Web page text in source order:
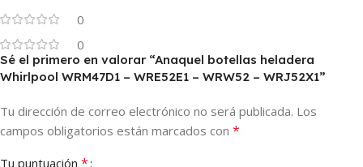
0
0
Sé el primero en valorar “Anaquel botellas heladera
Whirlpool WRM47D1 – WRE52E1 – WRW52 – WRJ52X1”
Tu dirección de correo electrónico no será publicada. Los
campos obligatorios están marcados con *
Tu puntuación *